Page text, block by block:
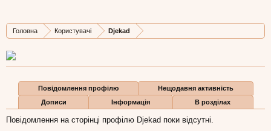
Головна Користувачі Djekad
Дописів
1
Карма
0
Бали
1
Повідомлення профілю
Нещодавня активність
Дописи
Інформація В розділах
Повідомлення на сторінці профілю Djekad поки відсутні.